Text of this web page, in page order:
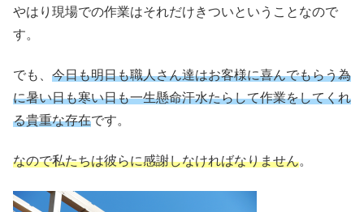
やはり現場での作業はそれだけきついということなので
す。
でも、 今日も明日も職人さん達はお客様に喜んでもらう為
に暑い日も寒い日も一生懸命汗水たらして作業をしてくれ
る貴重な存在です。
なので私たちは彼らに感謝しなければなりません。